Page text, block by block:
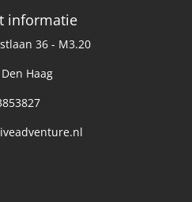
informatie
36 - M3.20
Haag